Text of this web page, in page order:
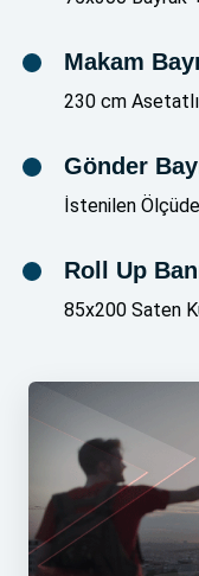
Makam
230 cm
Gönder
İstenilen
Roll Up
85x200 Saten